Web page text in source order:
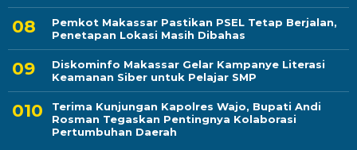
Pemkot Makassar Pastikan PSEL Tetap Berjalan,
Penetapan Lokasi Masih Dibahas
Diskominfo Makassar Gelar Kampanye Literasi
Keamanan Siber untuk Pelajar SMP
Terima Kunjungan Kapolres Wajo, Bupati Andi
Rosman Tegaskan Pentingnya Kolaborasi
Pertumbuhan Daerah